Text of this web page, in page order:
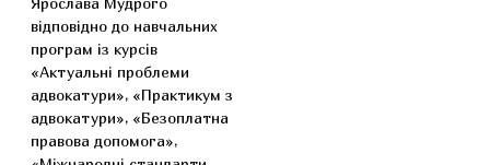
відповідно до навчальних
програм із курсів
«Актуальні проблеми
адвокатури», «Практикум з
адвокатури», «Безоплатна
правова допомога»,